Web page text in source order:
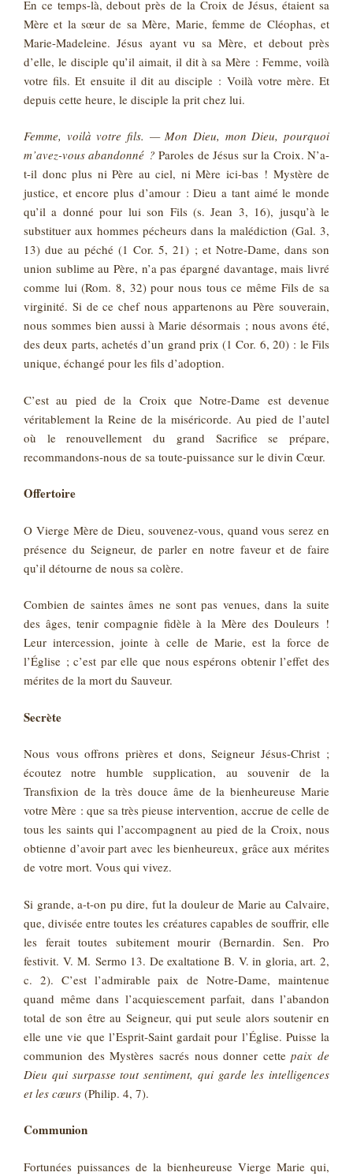
En ce temps-là, debout près de la Croix de Jésus, étaient sa
Mère et la sœur de sa Mère, Marie, femme de Cléophas, et
Marie-Madeleine. Jésus ayant vu sa Mère, et debout près
d’elle, le disciple qu’il aimait, il dit à sa Mère : Femme, voilà
votre fils. Et ensuite il dit au disciple : Voilà votre mère. Et
depuis cette heure, le disciple la prit chez lui.
Femme, voilà votre fils. — Mon Dieu, mon Dieu, pourquoi
m’avez-vous abandonné ?Paroles de Jésus sur la Croix. N’a-
t-il donc plus ni Père au ciel, ni Mère ici-bas ! Mystère de
justice, et encore plus d’amour : Dieu a tant aimé le monde
qu’il a donné pour lui son Fils (s. Jean 3, 16), jusqu’à le
substituer aux hommes pécheurs dans la malédiction (Gal. 3,
13) due au péché (1 Cor. 5, 21) ; et Notre-Dame, dans son
union sublime au Père, n’a pas épargné davantage, mais livré
comme lui (Rom. 8, 32) pour nous tous ce même Fils de sa
virginité. Si de ce chef nous appartenons au Père souverain,
nous sommes bien aussi à Marie désormais ; nous avons été,
des deux parts, achetés d’un grand prix (1 Cor. 6, 20) : le Fils
unique, échangé pour les fils d’adoption.
C’est au pied de la Croix que Notre-Dame est devenue
véritablement la Reine de la miséricorde. Au pied de l’autel
où le renouvellement du grand Sacrifice se prépare,
recommandons‑nous de sa toute-puissance sur le divin Cœur.
Offertoire
O Vierge Mère de Dieu, souvenez-vous, quand vous serez en
présence du Seigneur, de parler en notre faveur et de faire
qu’il détourne de nous sa colère.
Combien de saintes âmes ne sont pas venues, dans la suite
des âges, tenir compagnie fidèle à la Mère des Douleurs !
Leur intercession, jointe à celle de Marie, est la force de
l’Église ; c’est par elle que nous espérons obtenir l’effet des
mérites de la mort du Sauveur.
Secrète
Nous vous offrons prières et dons, Seigneur Jésus-Christ ;
écoutez notre humble supplication, au souvenir de la
Transfixion de la très douce âme de la bienheureuse Marie
votre Mère : que sa très pieuse intervention, accrue de celle de
tous les saints qui l’accompagnent au pied de la Croix, nous
obtienne d’avoir part avec les bienheureux, grâce aux mérites
de votre mort. Vous qui vivez.
Si grande, a-t-on pu dire, fut la douleur de Marie au Calvaire,
que, divisée entre toutes les créatures capables de souffrir, elle
les ferait toutes subitement mourir (Bernardin. Sen. Pro
festivit. V. M. Sermo 13. De exaltatione B. V. in gloria, art. 2,
c. 2). C’est l’admirable paix de Notre-Dame, maintenue
quand même dans l’acquiescement parfait, dans l’abandon
total de son être au Seigneur, qui put seule alors soutenir en
elle une vie que l’Esprit‑Saint gardait pour l’Église. Puisse la
communion des Mystères sacrés nous donner cettepaix de
Dieu qui surpasse tout sentiment, qui garde les intelligences
et les cœurs (Philip. 4, 7).
Communion
Fortunées puissances de la bienheureuse Vierge Marie qui,